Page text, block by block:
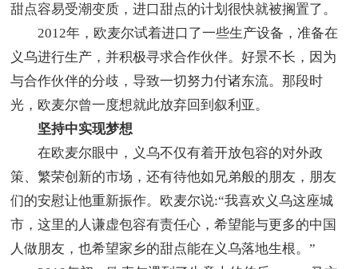
甜点容易受潮变质，进口甜点的计划很快就被搁置了。
2012年，欧麦尔试着进口了一些生产设备，准备在
义乌进行生产，并积极寻求合作伙伴。好景不长，因为
与合作伙伴的分歧，导致一切努力付诸东流。那段时
光，欧麦尔曾一度想就此放弃回到叙利亚。
坚持中实现梦想
在欧麦尔眼中，义乌不仅有着开放包容的对外政
策、繁荣创新的市场，还有待他如兄弟般的朋友，朋友
们的安慰让他重新振作。欧麦尔说:“我喜欢义乌这座城
市，这里的人谦虚包容有责任心，希望能与更多的中国
人做朋友，也希望家乡的甜点能在义乌落地生根。”